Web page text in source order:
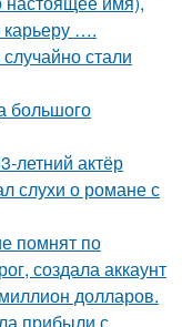
карьеру ….
стали
большого
летний актёр
слухи о романе с
помнят по
создала аккаунт
долларов.
прибыли с